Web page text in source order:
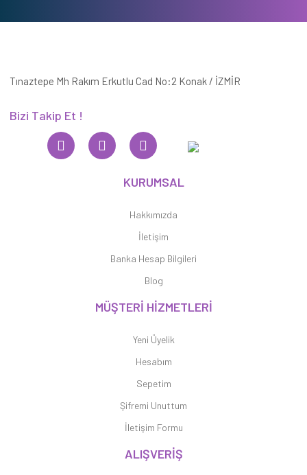
Tınaztepe Mh Rakım Erkutlu Cad No:2 Konak / İZMİR
Bizi Takip Et !
KURUMSAL
Hakkımızda
İletişim
Banka Hesap Bilgileri
Blog
MÜŞTERİ HİZMETLERİ
Yeni Üyelik
Hesabım
Sepetim
Şifremi Unuttum
İletişim Formu
ALIŞVERİŞ